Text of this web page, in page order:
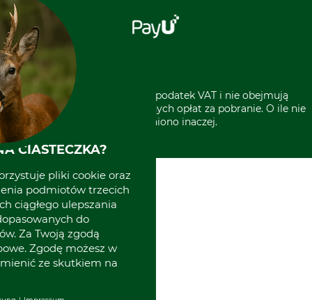
Klauzula RODO
Odstąpienie od zamówienia
Polecenie zapłaty SEPA
Sklep stacjonarny
Kontakt
Grube w Europie
* Wszystkie ceny zawierają podatek VAT i nie obejmują
kosztów wysyłki lub ewentualnych opłat za pobranie. O ile nie
wyszczególniono inaczej.
CIASTECZKA?
pliki cookie oraz
podmiotów trzecich
ciągłego ulepszania
do
Za Twoją zgodą
Zgodę możesz w
ze skutkiem na